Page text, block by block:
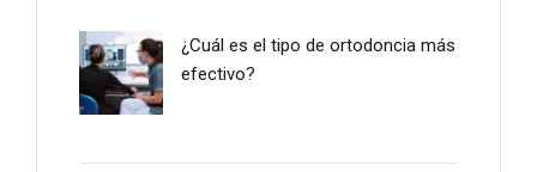
¿Cuál es el tipo de ortodoncia más
efectivo?